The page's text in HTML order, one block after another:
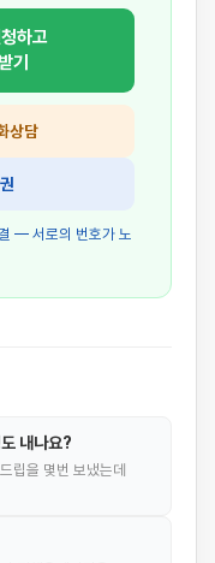
하고
기
상담
— 서로의 번호가 노
내나요?
립을 몇번 보냈는데